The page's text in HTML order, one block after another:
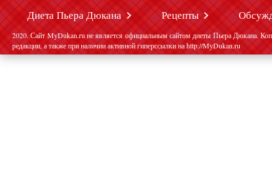
Диета Пьера Дюкана Рецепты
2020. Сайт MyDukan.ru не является официальным сайтом диеты Пьера Дюкана.
редакции, а также при наличии активной гиперссылки на http://MyDukan.ru